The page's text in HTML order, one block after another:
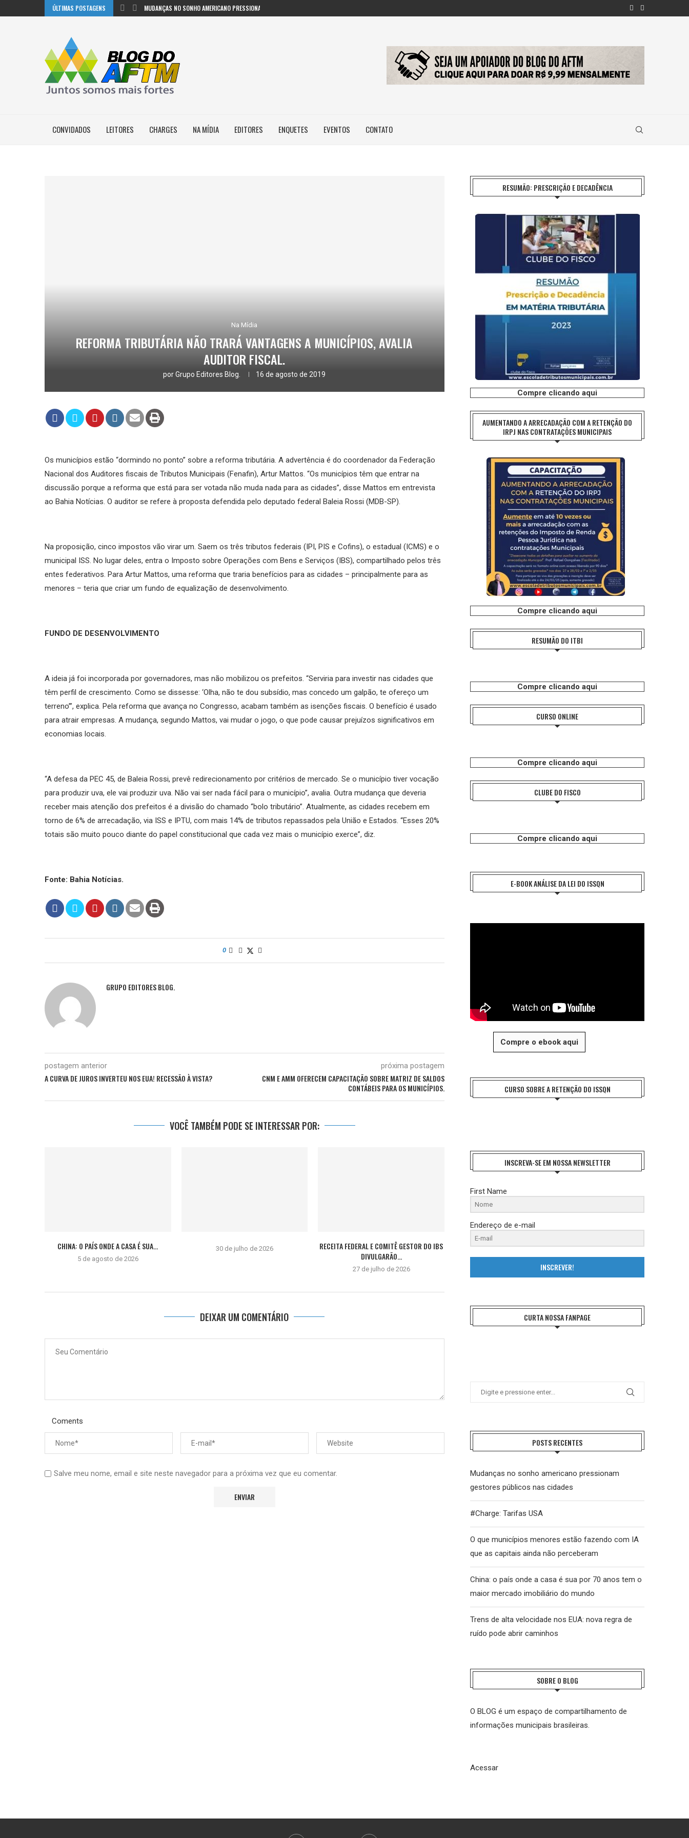
ÚLTIMAS POSTAGENS MUDANÇAS NO SONHO AMERICANO PRESSIONAM GESTORES PÚBLICOS NAS...
CONVIDADOS LEITORES CHARGES NA MÍDIA EDITORES ENQUETES EVENTOS CONTATO
Na Mídia
REFORMA TRIBUTÁRIA NÃO TRARÁ VANTAGENS A MUNICÍPIOS, AVALIA
AUDITOR FISCAL.
porGrupo Editores Blog. 16 de agosto de 2019
Os municípios estão “dormindo no ponto” sobre a reforma tributária. A advertência é do coordenador da Federação
Nacional dos Auditores fiscais de Tributos Municipais (Fenafin), Artur Mattos. “Os municípios têm que entrar na
discussão porque a reforma que está para ser votada não muda nada para as cidades”, disse Mattos em entrevista
ao Bahia Notícias. O auditor se refere à proposta defendida pelo deputado federal Baleia Rossi (MDB-SP).
Na proposição, cinco impostos vão virar um. Saem os três tributos federais (IPI, PIS e Cofins), o estadual (ICMS) e o
municipal ISS. No lugar deles, entra o Imposto sobre Operações com Bens e Serviços (IBS), compartilhado pelos três
entes federativos. Para Artur Mattos, uma reforma que traria benefícios para as cidades – principalmente para as
menores – teria que criar um fundo de equalização de desenvolvimento.
FUNDO DE DESENVOLVIMENTO
A ideia já foi incorporada por governadores, mas não mobilizou os prefeitos. “Serviria para investir nas cidades que
têm perfil de crescimento. Como se dissesse: ‘Olha, não te dou subsídio, mas concedo um galpão, te ofereço um
terreno’”, explica. Pela reforma que avança no Congresso, acabam também as isenções fiscais. O benefício é usado
para atrair empresas. A mudança, segundo Mattos, vai mudar o jogo, o que pode causar prejuízos significativos em
economias locais.
“A defesa da PEC 45, de Baleia Rossi, prevê redirecionamento por critérios de mercado. Se o município tiver vocação
para produzir uva, ele vai produzir uva. Não vai ser nada fácil para o município”, avalia. Outra mudança que deveria
receber mais atenção dos prefeitos é a divisão do chamado “bolo tributário”. Atualmente, as cidades recebem em
torno de 6% de arrecadação, via ISS e IPTU, com mais 14% de tributos repassados pela União e Estados. “Esses 20%
totais são muito pouco diante do papel constitucional que cada vez mais o município exerce”, diz.
Fonte: Bahia Notícias.
0
GRUPO EDITORES BLOG.
postagem anterior
A CURVA DE JUROS INVERTEU NOS EUA! RECESSÃO À VISTA?
próxima postagem
CNM E AMM OFERECEM CAPACITAÇÃO SOBRE MATRIZ DE SALDOS
CONTÁBEIS PARA OS MUNICÍPIOS.
VOCÊ TAMBÉM PODE SE INTERESSAR POR:
CHINA: O PAÍS ONDE A CASA É SUA...
5 de agosto de 2026
30 de julho de 2026
RECEITA FEDERAL E COMITÊ GESTOR DO IBS
DIVULGARÃO...
27 de julho de 2026
DEIXAR UM COMENTÁRIO
Coments
Salve meu nome, email e site neste navegador para a próxima vez que eu comentar.
RESUMÃO: PRESCRIÇÃO E DECADÊNCIA
Compre clicando aqui
AUMENTANDO A ARRECADAÇÃO COM A RETENÇÃO DO
IRPJ NAS CONTRATAÇÕES MUNICIPAIS
Compre clicando aqui
RESUMÃO DO ITBI
Compre clicando aqui
CURSO ONLINE
Compre clicando aqui
CLUBE DO FISCO
Compre clicando aqui
E-BOOK ANÁLISE DA LEI DO ISSQN
Compre o ebook aqui
CURSO SOBRE A RETENÇÃO DO ISSQN
INSCREVA-SE EM NOSSA NEWSLETTER
First Name
Endereço de e-mail
INSCREVER!
CURTA NOSSA FANPAGE
POSTS RECENTES
Mudanças no sonho americano pressionam
gestores públicos nas cidades
#Charge: Tarifas USA
O que municípios menores estão fazendo com IA
que as capitais ainda não perceberam
China: o país onde a casa é sua por 70 anos tem o
maior mercado imobiliário do mundo
Trens de alta velocidade nos EUA: nova regra de
ruído pode abrir caminhos
SOBRE O BLOG
O BLOG é um espaço de compartilhamento de
informações municipais brasileiras.
Acessar